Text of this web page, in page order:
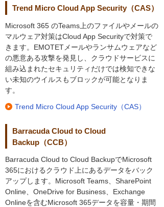
Trend Micro Cloud App Security（CAS）
Microsoft 365 のTeams上のファイルやメールの
マルウェア対策はCloud App Securityで対策で
きます。EMOTETメールやランサムウェアなど
の悪意ある攻撃を発見し、クラウドサービスに
組み込まれたセキュリティだけでは検知できな
い未知のウイルスもブロックが可能となりま
す。
Trend Micro Cloud App Security（CAS）
Barracuda Cloud to Cloud
Backup（CCB）
Barracuda Cloud to Cloud BackupでMicrosoft
365におけるクラウド上にあるデータをバック
アップします。Microsoft Teams、SharePoint
Online、OneDrive for Business、Exchange
Onlineを含むMicrosoft 365データを容量・期間